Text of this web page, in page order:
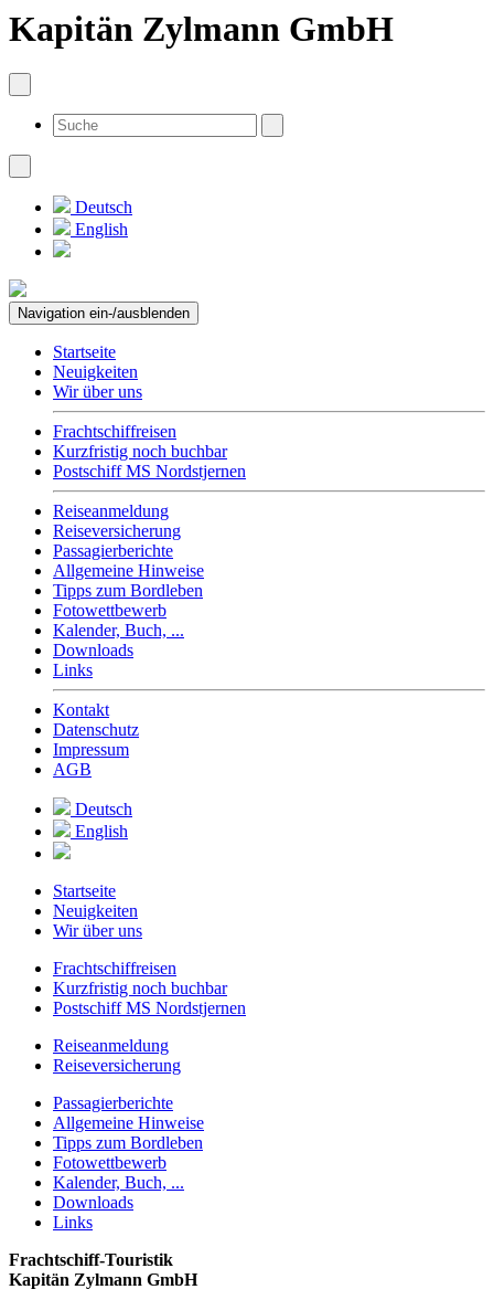
Kapitän Zylmann GmbH
Deutsch
English
Navigation ein-/ausblenden
Startseite
Neuigkeiten
Wir über uns
Frachtschiffreisen
Kurzfristig noch buchbar
Postschiff MS Nordstjernen
Reiseanmeldung
Reiseversicherung
Passagierberichte
Allgemeine Hinweise
Tipps zum Bordleben
Fotowettbewerb
Kalender, Buch, ...
Downloads
Links
Kontakt
Datenschutz
Impressum
AGB
Deutsch
English
Startseite
Neuigkeiten
Wir über uns
Frachtschiffreisen
Kurzfristig noch buchbar
Postschiff MS Nordstjernen
Reiseanmeldung
Reiseversicherung
Passagierberichte
Allgemeine Hinweise
Tipps zum Bordleben
Fotowettbewerb
Kalender, Buch, ...
Downloads
Links
Frachtschiff-Touristik
Kapitän Zylmann GmbH